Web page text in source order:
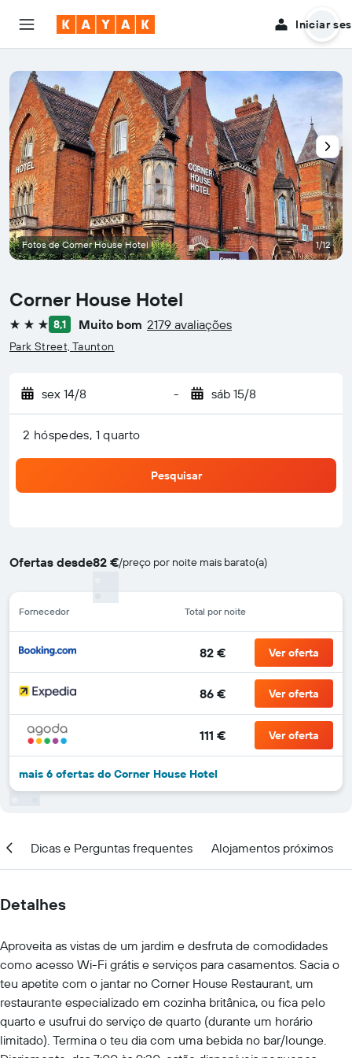
Iniciar
Corner House Hotel
3 estrelas8,1 Muito bom 2179 avaliações
Park Street, Taunton
sex 14/8 - sáb 15/8
2 hóspedes, 1 quarto
Pesquisar
Ofertas desde82 €/preço por noite mais barato(a)
Fornecedor Total por noite
82 € Ver oferta
86 € Ver oferta
111 € Ver oferta
mais 6 ofertas do Corner House Hotel
Fotos de Corner House Hotel 1/12
Dicas e Perguntas frequentes Alojamentos próximos
Detalhes
Aproveita as vistas de um jardim e desfruta de comodidades
como acesso Wi-Fi grátis e serviços para casamentos. Sacia o
teu apetite com o jantar no Corner House Restaurant, um
restaurante especializado em cozinha britânica, ou fica pelo
quarto e usufrui do serviço de quarto (durante um horário
limitado). Termina o teu dia com uma bebida no bar/lounge.